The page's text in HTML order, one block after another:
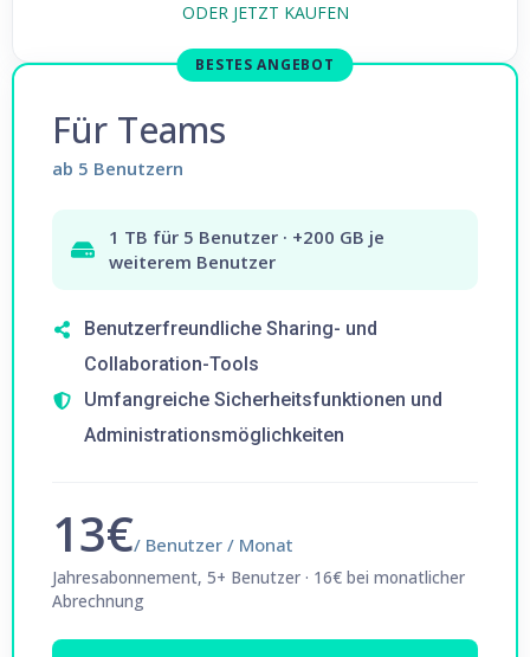
ODER JETZT KAUFEN
BESTES ANGEBOT
Für Teams
ab 5 Benutzern
1 TB für 5 Benutzer · +200 GB je
weiterem Benutzer
Benutzerfreundliche Sharing- und
Collaboration-Tools
Umfangreiche Sicherheitsfunktionen und
Administrationsmöglichkeiten
13€/ Benutzer / Monat
Jahresabonnement, 5+ Benutzer · 16€ bei monatlicher
Abrechnung